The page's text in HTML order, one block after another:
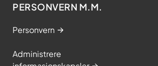
PERSONVERN M.M.
Personvern
Administrere